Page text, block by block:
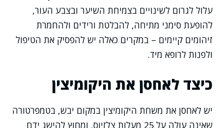
עלול לגרום לשינויים בצמיחת השיער ובצבע העור,
להופעת סימני מתיחה, להבלטת ורידים ולהחמרת
זיהומים קיימים – במקרים כאלה יש להפסיק את הטיפול
ולפנות לרופא מיד.
כיצד לאחסן את היקומיצין
יש לאחסן את משחת היקומיצין במקום יבש, בטמפרטורה
שאינה עולה על 25 מעלות צלזיוס, ומחוץ להישג ידם